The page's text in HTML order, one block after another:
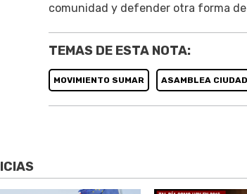
comunidad y defender otra forma
TEMAS DE ESTA NOTA:
MOVIMIENTO SUMAR ASAMBLEA